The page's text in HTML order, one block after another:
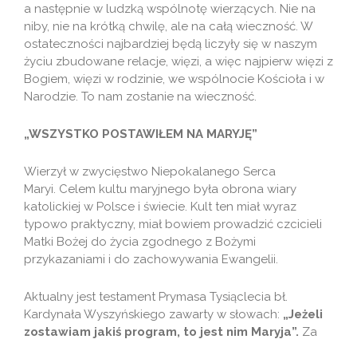
a następnie w ludzką wspólnotę wierzących. Nie na
niby, nie na krótką chwilę, ale na całą wieczność. W
ostateczności najbardziej będą liczyły się w naszym
życiu zbudowane relacje, więzi, a więc najpierw więzi z
Bogiem, więzi w rodzinie, we wspólnocie Kościoła i w
Narodzie. To nam zostanie na wieczność.
„WSZYSTKO POSTAWIŁEM NA MARYJĘ”
Wierzył w zwycięstwo Niepokalanego Serca
Maryi. Celem kultu maryjnego była obrona wiary
katolickiej w Polsce i świecie. Kult ten miał wyraz
typowo praktyczny, miał bowiem prowadzić czcicieli
Matki Bożej do życia zgodnego z Bożymi
przykazaniami i do zachowywania Ewangelii.
Aktualny jest testament Prymasa Tysiąclecia bł.
Kardynała Wyszyńskiego zawarty w słowach: „Jeżeli
zostawiam jakiś program, to jest nim Maryja”. Za